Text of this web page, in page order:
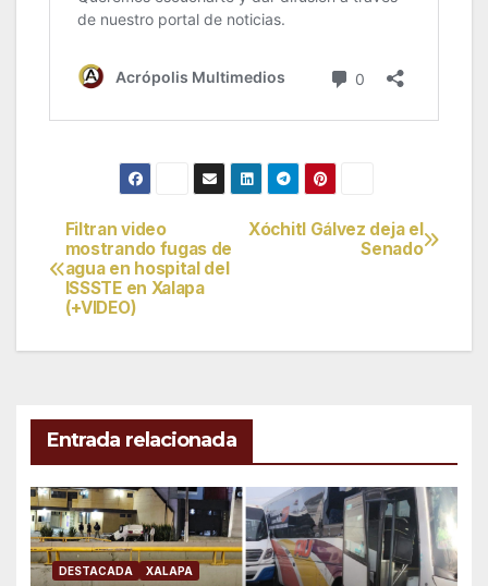
Navegación
de
Xóchitl Gálvez deja el
Senado
Filtran video
mostrando fugas de
agua en hospital del
ISSSTE en Xalapa
(+VIDEO)
Entrada relacionada
DESTACADA XALAPA